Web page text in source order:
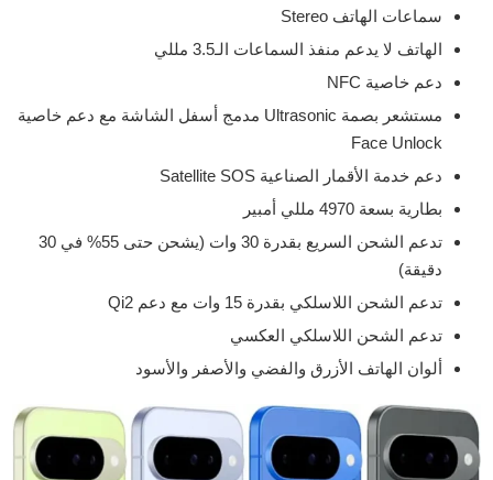
سماعات الهاتف Stereo
الهاتف لا يدعم منفذ السماعات الـ3.5 مللي
دعم خاصية NFC
مستشعر بصمة Ultrasonic مدمج أسفل الشاشة مع دعم خاصية
Face Unlock
دعم خدمة الأقمار الصناعية Satellite SOS
بطارية بسعة 4970 مللي أمبير
تدعم الشحن السريع بقدرة 30 وات (يشحن حتى 55% في 30
دقيقة)
تدعم الشحن اللاسلكي بقدرة 15 وات مع دعم Qi2
تدعم الشحن اللاسلكي العكسي
ألوان الهاتف الأزرق والفضي والأصفر والأسود